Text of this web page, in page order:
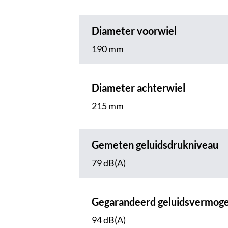
Diameter voorwiel
190 mm
Diameter achterwiel
215 mm
Gemeten geluidsdrukniveau
79 dB(A)
Gegarandeerd
94 dB(A)